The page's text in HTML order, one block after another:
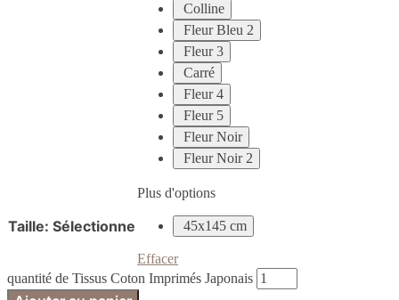
Colline
Fleur Bleu 2
Fleur 3
Carré
Fleur 4
Fleur 5
Fleur Noir
Fleur Noir 2
Taille: Sélectionne
Plus d'options
45x145 cm
Effacer
quantité de Tissus Coton Imprimés Japonais